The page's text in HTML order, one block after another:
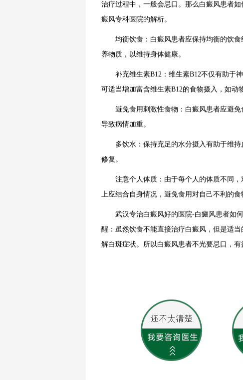
治疗过程中，一般会忌口。那么白癜风患者
癜风专科医院的解析。
均衡饮食：白癜风患者应保持均衡的饮食
养物质，以维持身体健康。
补充维生素B12：维生素B12不仅有助于神
可适当增加富含维生素B12的食物摄入，如动
避免食用刺激性食物：白癜风患者应避免
导致病情加重。
多饮水：保持充足的水分摄入有助于维持
修复。
注意个人体质：由于每个人的体质不同，
上应结合自身情况，避免食用对自己不利的食
武汉专治白癜风好的医院-白癜风患者如何
醒：虽然饮食不能直接治疗白癜风，但是适
解白斑症状。所以白癜风患者不光要忌口，